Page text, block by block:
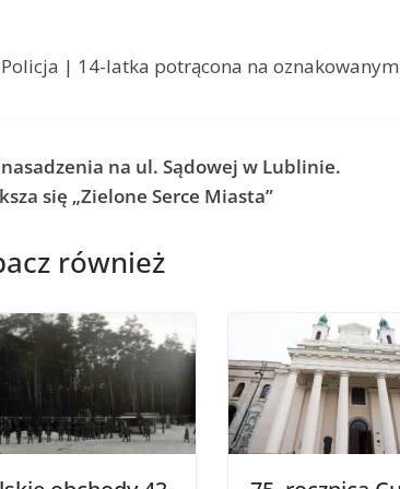
| 14-latka potrącona na
na ul. Sądowej w Lublinie.
się „Zielone Serce Miasta”
również